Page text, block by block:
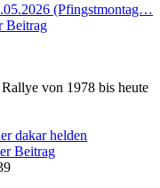
(Pfingstmontag…
Beitrag
von 1978 bis heute
dakar helden
Beitrag